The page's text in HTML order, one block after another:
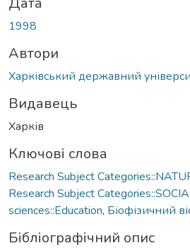
1998
Автори
Харківський державний
Видавець
Харків
Ключові слова
Research Subject
Research Subject
sciences::Education, Біофізичний
Бібліографічний опис